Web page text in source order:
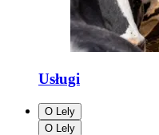
Usługi
O Lely
O Lely